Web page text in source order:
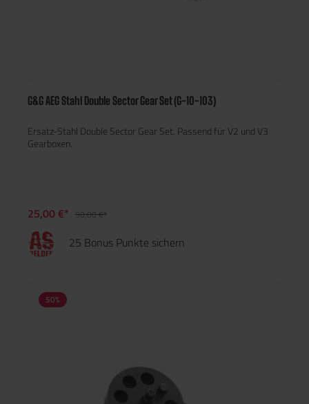
G&G AEG Stahl Double Sector Gear Set (G-10-103)
Ersatz-Stahl Double Sector Gear Set. Passend für V2 und V3
Gearboxen.
25,00 €* 50,00 €*
25 Bonus Punkte sichern
50%